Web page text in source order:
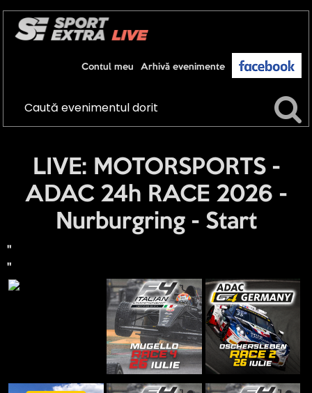
Arhivă evenimente
Contul meu
LIVE: MOTORSPORTS -
ADAC 24h RACE 2026 -
Nurburgring - Start
"
"